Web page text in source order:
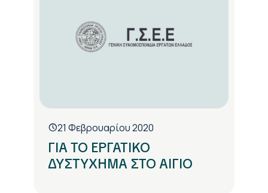
21 Φεβρουαρίου 2020
ΓΙΑ ΤΟ ΕΡΓΑΤΙΚΟ
ΔΥΣΤΥΧΗΜΑ ΣΤΟ ΑΙΓΙΟ